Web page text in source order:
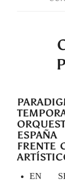
FRENTE
EN